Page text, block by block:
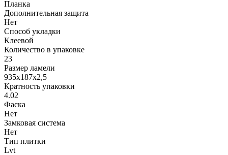
Планка
Дополнительная защита
Нет
Способ укладки
Клеевой
Количество в упаковке
23
Размер ламели
935х187х2,5
Кратность упаковки
4.02
Фаска
Нет
Замковая система
Нет
Тип плитки
Lvt